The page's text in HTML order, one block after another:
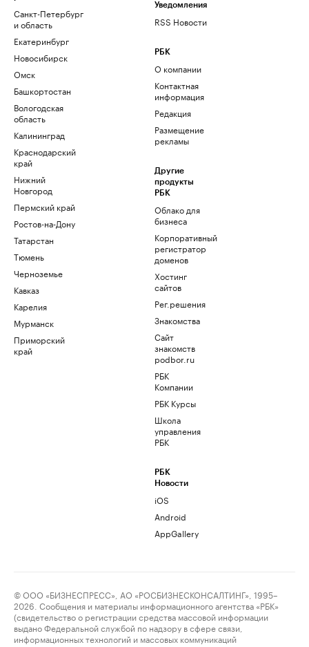
Санкт-Петербург
и область
Екатеринбург
Новосибирск
Омск
Башкортостан
Вологодская
область
Калининград
Краснодарский
край
Нижний
Новгород
Пермский край
Ростов-на-Дону
Татарстан
Тюмень
Черноземье
Кавказ
Карелия
Мурманск
Приморский
край
Уведомления
RSS Новости
РБК
О компании
Контактная
информация
Редакция
Размещение
рекламы
Другие
продукты
РБК
Облако для
бизнеса
Корпоративный
регистратор
доменов
Хостинг
сайтов
Рег.решения
Знакомства
Сайт
знакомств
podbor.ru
РБК
Компании
РБК Курсы
Школа
управления
РБК
РБК
Новости
iOS
Android
AppGallery
© ООО «БИЗНЕСПРЕСС», АО «РОСБИЗНЕСКОНСАЛТИНГ», 1995–
2026. Сообщения и материалы информационного агентства «РБК»
(свидетельство о регистрации средства массовой информации
выдано Федеральной службой по надзору в сфере связи,
информационных технологий и массовых коммуникаций